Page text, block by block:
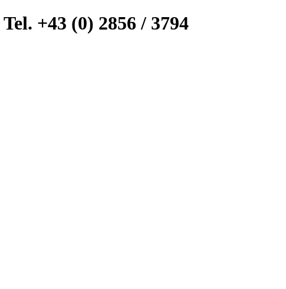
Tel. +43 (0) 2856 / 3794